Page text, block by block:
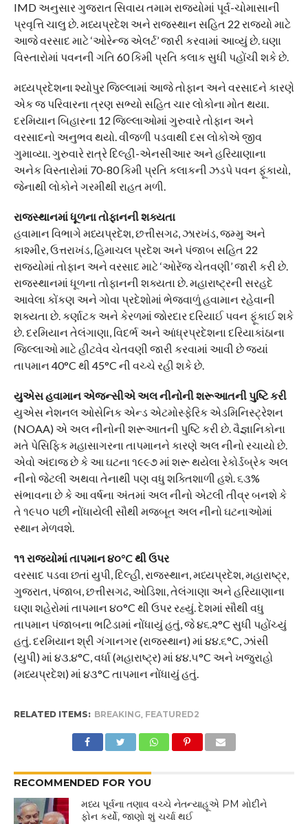
IMD અનુસાર ગુજરાત સિવાય તમામ રાજ્યોમાં પૂર્વ-ચોમાસાની
પ્રવૃત્તિ ચાલુ છે. મધ્યપ્રદેશ અને રાજસ્થાન સહિત 22 રાજ્યો માટે
આજે વરસાદ માટે ‘ઓરેન્જ એલર્ટ’ જારી કરવામાં આવ્યું છે. ઘણા
વિસ્તારોમાં પવનની ગતિ 60 કિમી પ્રતિ કલાક સુધી પહોંચી શકે છે.
મધ્યપ્રદેશના શ્યોપુર જિલ્લામાં આજે તોફાન અને વરસાદને કારણે
એક જ પરિવારના ત્રણ સભ્યો સહિત ચાર લોકોના મોત થયા.
દરમિયાન બિહારના 12 જિલ્લાઓમાં ગુરુવારે તોફાન અને
વરસાદનો અનુભવ થયો. વીજળી પડવાથી દસ લોકોએ જીવ
ગુમાવ્યા. ગુરુવારે રાત્રે દિલ્હી-એનસીઆર અને હરિયાણાના
અનેક વિસ્તારોમાં 70-80 કિમી પ્રતિ કલાકની ઝડપે પવન ફૂંકાયો,
જેનાથી લોકોને ગરમીથી રાહત મળી.
રાજસ્થાનમાં ધૂળના તોફાનની શક્યતા
હવામાન વિભાગે મધ્યપ્રદેશ, છત્તીસગઢ, ઝારખંડ, જમ્મુ અને
કાશ્મીર, ઉત્તરાખંડ, હિમાચલ પ્રદેશ અને પંજાબ સહિત 22
રાજ્યોમાં તોફાન અને વરસાદ માટે ‘ઓરેંજ ચેતવણી’ જારી કરી છે.
રાજસ્થાનમાં ધૂળના તોફાનની શક્યતા છે. મહારાષ્ટ્રની સરહદે
આવેલા કોંકણ અને ગોવા પ્રદેશોમાં ભેજવાળું હવામાન રહેવાની
શક્યતા છે. કર્ણાટક અને કેરળમાં જોરદાર દરિયાઈ પવન ફૂંકાઈ શકે
છે. દરમિયાન તેલંગાણા, વિદર્ભ અને આંધ્રપ્રદેશના દરિયાકાંઠાના
જિલ્લાઓ માટે હીટવેવ ચેતવણી જારી કરવામાં આવી છે જ્યાં
તાપમાન 40°C થી 45°C ની વચ્ચે રહી શકે છે.
યુએસ હવામાન એજન્સીએ અલ નીનોની શરૂઆતની પુષ્ટિ કરી
યુએસ નેશનલ ઓસેનિક એન્ડ એટમોસ્ફેરિક એડમિનિસ્ટ્રેશન
(NOAA) એ અલ નીનોની શરૂઆતની પુષ્ટિ કરી છે. વૈજ્ઞાનિકોના
મતે પેસિફિક મહાસાગરના તાપમાનને કારણે અલ નીનો રચાયો છે.
એવો અંદાજ છે કે આ ઘટના ૧૯૯૭ માં શરૂ થયેલા રેકોર્ડબ્રેક અલ
નીનો જેટલી અથવા તેનાથી પણ વધુ શક્તિશાળી હશે. ૬૩%
સંભાવના છે કે આ વર્ષના અંતમાં અલ નીનો એટલી તીવ્ર બનશે કે
તે ૧૯૫૦ પછી નોંધાયેલી સૌથી મજબૂત અલ નીનો ઘટનાઓમાં
સ્થાન મેળવશે.
૧૧ રાજ્યોમાં તાપમાન ૪૦°C થી ઉપર
વરસાદ પડવા છતાં યુપી, દિલ્હી, રાજસ્થાન, મધ્યપ્રદેશ, મહારાષ્ટ્ર,
ગુજરાત, પંજાબ, છત્તીસગઢ, ઓડિશા, તેલંગાણા અને હરિયાણાના
ઘણા શહેરોમાં તાપમાન ૪૦°C થી ઉપર રહ્યું. દેશમાં સૌથી વધુ
તાપમાન પંજાબના ભટિંડામાં નોંધાયું હતું, જે ૪૬.૨°C સુધી પહોંચ્યું
હતું. દરમિયાન શ્રી ગંગાનગર (રાજસ્થાન) માં ૪૪.૬°C, ઝાંસી
(યુપી) માં ૪૩.૪°C, વર્ધા (મહારાષ્ટ્ર) માં ૪૪.૫°C અને ખજુરાહો
(મધ્યપ્રદેશ) માં ૪૩°C તાપમાન નોંધાયું હતું.
RELATED ITEMS: BREAKING, FEATURED2
RECOMMENDED FOR YOU
મધ્ય પૂર્વના તણાવ વચ્ચે નેતન્યાહૂએ PM મોદીને
ફોન કર્યો, જાણો શું ચર્ચા થઈ